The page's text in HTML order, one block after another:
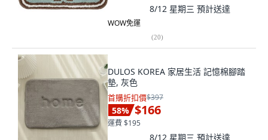
8/12 星期三 預計送達
WOW免運
(20)
DULOS KOREA 家居生活 記憶棉腳踏
墊, 灰色
首購折扣價$397
58% $166
運費 $195
8/12 星期三 預計送達